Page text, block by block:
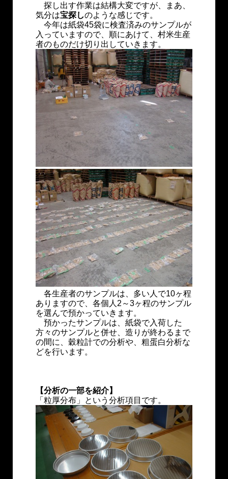
探し出す作業は結構大変ですが、まあ、
気分は宝探しのような感じです。
今年は紙袋45袋に検査済みのサンプルが
入っていますので、順にあけて、村米生産
者のものだけ切り出していきます。
各生産者のサンプルは、多い人で10ヶ程
ありますので、各個人2～3ヶ程のサンプル
を選んで預かっていきます。
預かったサンプルは、紙袋で入荷した
方々のサンプルと併せ、造りが終わるまで
の間に、穀粒計での分析や、粗蛋白分析な
どを行います。
【分析の一部を紹介】
「粒厚分布」という分析項目です。